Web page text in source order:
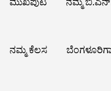
ನಮ್ಮ ಕೆಲಸ